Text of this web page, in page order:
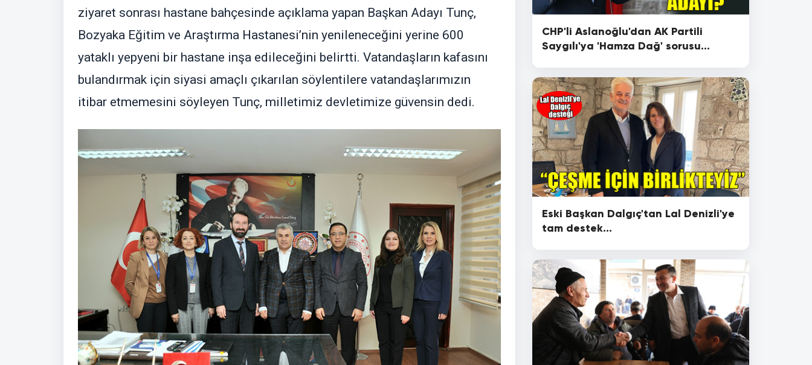
ziyaret sonrası hastane bahçesinde açıklama yapan Başkan Adayı Tunç,
Bozyaka Eğitim ve Araştırma Hastanesi’nin yenileneceğini yerine 600
yataklı yepyeni bir hastane inşa edileceğini belirtti. Vatandaşların kafasını
bulandırmak için siyasi amaçlı çıkarılan söylentilere vatandaşlarımızın
itibar etmemesini söyleyen Tunç, milletimiz devletimize güvensin dedi.
CHP'li Aslanoğlu'dan AK Partili
Saygılı'ya 'Hamza Dağ' sorusu...
Eski Başkan Dalgıç'tan Lal Denizli'ye
tam destek...